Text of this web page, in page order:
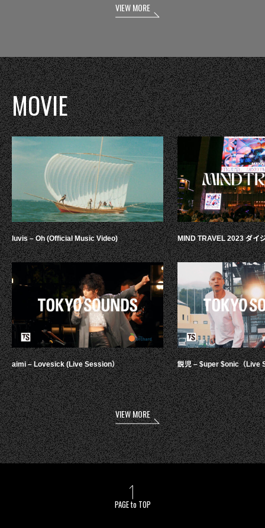
VIEW MORE
MOVIE
luvis – Oh (Official Music Video)
aimi – Lovesick (Live Session）
MIND TRAVEL 2023 ダイ
鋭児 – $uper $onic（Live
VIEW MORE
PAGE to TOP